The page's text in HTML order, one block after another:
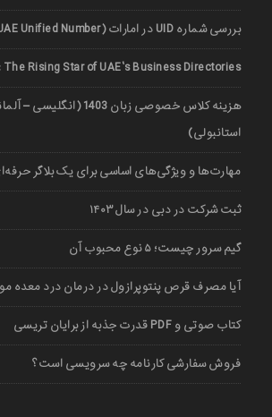
بررسی شماره UID در امارات (UAE Unified Number)
The Rising Star of UAE’s Business Directories
هزینه کلاس خصوصی زبان 1403
استانبولی)
مهارت‌ها و ویژگی‌های اساسی برای یک بلاگر
ثبت شرکت در دبی در سال ۱۴۰۳
گیم سرور چیست؛ ۵ نوع محبوب آن
آیا مصرف قرص پنتوپرازول در درمان درد معده
کتاب صوتی و PDF قدرت جذبه از برایان تریسی
فروش سفارشی کارنامه چه سرویسی است؟